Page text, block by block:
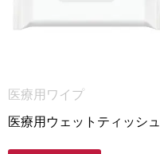
医療用ワイプ
医療用ウェットティッシュ